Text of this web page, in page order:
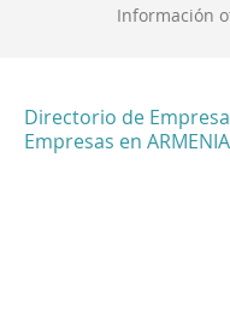
Información
Directorio de
Empresas en ARMENIA